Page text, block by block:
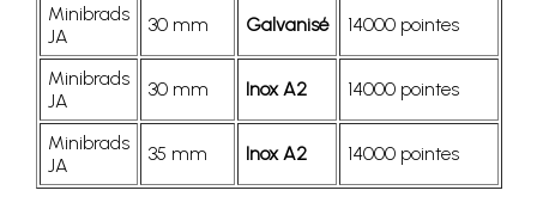
Minibrads
JA
30 mm Galvanisé 14000 pointes
Minibrads
JA
30 mm Inox A2 14000 pointes
Minibrads
JA
35 mm Inox A2 14000 pointes